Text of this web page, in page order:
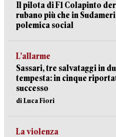
Il pilota di F1 Colapinto
rubano più che in
polemica social
L’allarme
Sassari, tre salvataggi in
tempesta: in cinque
successo
di Luca Fiori
La violenza